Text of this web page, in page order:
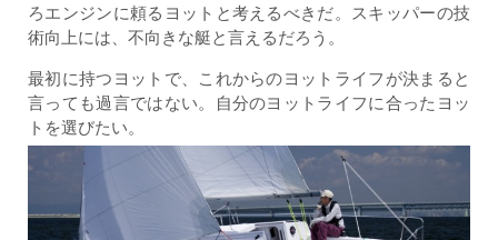
ろエンジンに頼るヨットと考えるべきだ。スキッパーの技
術向上には、不向きな艇と言えるだろう。
最初に持つヨットで、これからのヨットライフが決まると
言っても過言ではない。自分のヨットライフに合ったヨッ
トを選びたい。